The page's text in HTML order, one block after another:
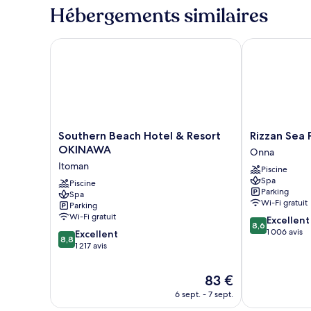
2
lits
une
Chambre
2
Hébergements similaires
Southern
Beach
&
Resort
OKINAWA
Itoman
Southern Beach Hotel & Resort
OKINAWA
Itoman
Piscine
Spa
Parking
Wi-Fi gratuit
8.8
sur
8,8 Excellent
1 217 avis
Le
nouveau
83 €
6 sept. - 7 sept.
Southern Beach Hotel & Resort OKINAWA
Rizzan
Sea
Park
Hotel
Tancha
Bay
Onna
Rizzan Sea
Onna
Piscine
Spa
Parking
Wi-Fi gratuit
8.6
sur
8,6 Excellent
1 006 avis
Rizzan Sea